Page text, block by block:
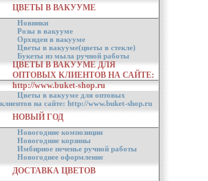
ЦВЕТЫ В ВАКУУМЕ
Новинки
Розы в вакууме
Орхидеи в вакууме
Цветы в вакууме(цветы в стекле)
Букеты из мыла ручной работы
ЦВЕТЫ В ВАКУУМЕ ДЛЯ
ОПТОВЫХ КЛИЕНТОВ НА САЙТЕ:
http://www.buket-shop.ru
Цветы в вакууме для оптовых
клиентов на сайте: http://www.buket-shop.ru
НОВЫЙ ГОД
Новогодние композиции
Новогодние корзины
Имбирное печенье ручной работы
Новогоднее оформление
ДОСТАВКА ЦВЕТОВ